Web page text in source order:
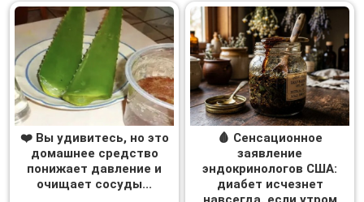
❤️ Вы удивитесь, но это
домашнее средство
понижает давление и
очищает сосуды...
🩸 Сенсационное
заявление
эндокринологов США:
диабет исчезнет